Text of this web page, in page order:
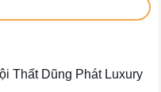
Thất Dũng Phát Luxury